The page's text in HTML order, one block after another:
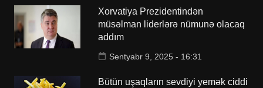
Xorvatiya Prezidentindən
müsəlman liderlərə nümunə olacaq
addım
Sentyabr 9, 2025 - 16:31
Bütün uşaqların sevdiyi yemək ciddi